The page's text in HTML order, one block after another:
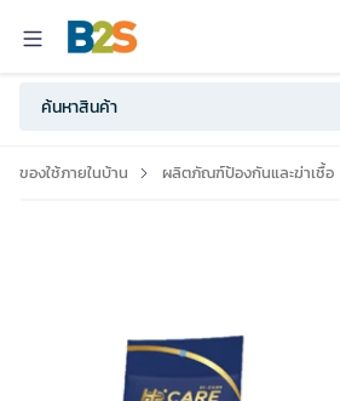
ของใช้ภายในบ้าน ผลิตภัณฑ์ป้องกันและฆ่าเชื้อ